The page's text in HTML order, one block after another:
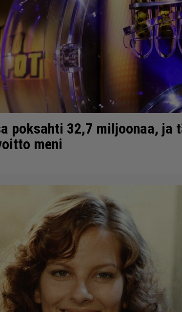
poksahti 32,7 miljoonaa, ja
meni